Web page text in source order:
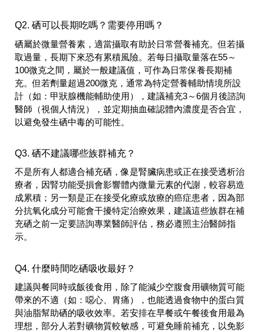
Q2. 硒可以長期吃嗎？需要停用嗎？
硒屬於微量營養素，適當攝取有助於日常營養補充。但若攝
取過量，長期下來恐有累積風險。若每日攝取量落在55～
100微克之間，屬於一般建議值，可作為日常保養長期補
充。但若劑量超過200微克，通常為特定營養輔助情境所設
計（如：甲狀腺機能輔助使用），建議補充3～6個月後諮詢
醫師（視個人情況），並定期抽血確認體內濃度是否合宜，
以避免發生硒中毒的可能性。
Q3. 硒不建議哪些族群補充？
不是所有人都適合補充硒，像是腎臟病患或正在接受透析治
療者，因腎功能受損會影響體內微量元素的代謝，較容易造
成累積；另一類是正在接受化療或放療的癌症患者，因為部
分抗氧化成分可能會干擾特定治療效果，建議這些族群在補
充硒之前一定要諮詢專業醫師評估，務必遵照主治醫師指
示。
Q4. 什麼時間吃硒吸收最好？
建議與餐同時或飯後食用，除了能減少空腹食用礦物質可能
帶來的不適（如：噁心、胃痛），也能透過食物中的蛋白質
與油脂幫助硒的吸收效率。若安排在早餐或午餐後食用最為
理想，部分人若對礦物質較敏感，可避免睡前補充，以免影